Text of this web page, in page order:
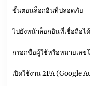
ขั้นตอนล็อกอินที่ปลอดภัย
ไปยังหน้าล็อกอินที่เชื่อถือ
กรอกชื่อผู้ใช้หรือหมายเล
เปิดใช้งาน 2FA (Google